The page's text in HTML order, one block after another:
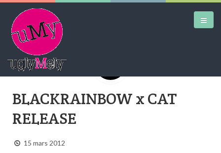
AIRTRAINERPEDIA
STREET ART
MW SHIFT
BLACKRAINBOW x CAT
RELEASE
15 mars 2012